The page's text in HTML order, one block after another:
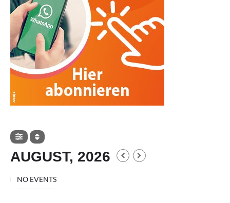
AUGUST, 2026
NO EVENTS